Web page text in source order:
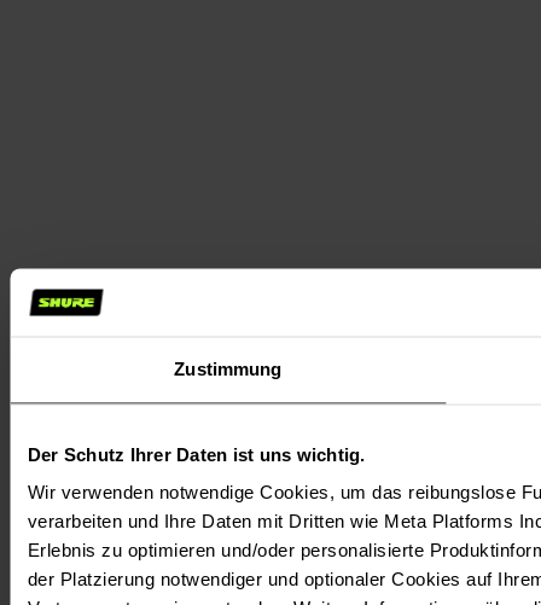
Zustimmung
Der Schutz Ihrer Daten ist uns wichtig.
Wir verwenden notwendige Cookies, um das reibungslose
verarbeiten und Ihre Daten mit Dritten wie Meta Platforms
Erlebnis zu optimieren und/oder personalisierte
der Platzierung notwendiger und optionaler Cookies auf